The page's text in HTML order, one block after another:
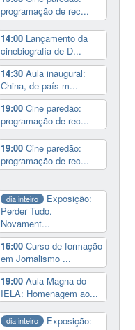
programação de rec...
14:00 Lançamento da
cinebiografia de D...
14:30Aula inaugural:
China, de país m...
19:00Cine paredão:
programação de rec...
19:00Cine paredão:
programação de rec...
dia inteiro
Exposição:
Perder Tudo.
Novament...
16:00Curso de formação
em Jornalismo ...
19:00Aula Magna do
IELA: Homenagem ao...
dia inteiro
Exposição: